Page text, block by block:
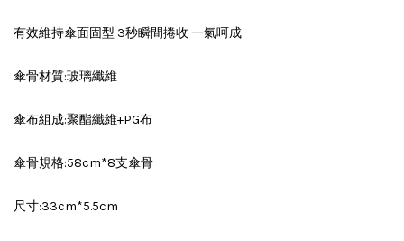
有效維持傘面固型 3秒瞬間捲收 一氣呵成
傘骨材質:玻璃纖維
傘布組成:聚酯纖維+PG布
傘骨規格:58cm*8支傘骨
尺寸:33cm*5.5cm